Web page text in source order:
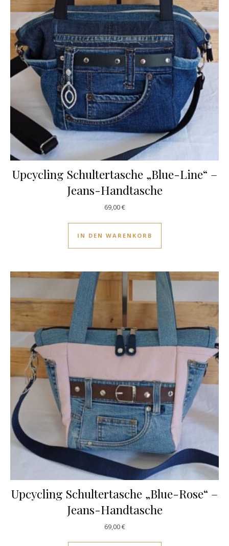
Upcycling Schultertasche „Blue-Line“ –
Jeans-Handtasche
69,00€
IN DEN WARENKORB
Upcycling Schultertasche „Blue-Rose“ –
Jeans-Handtasche
69,00€